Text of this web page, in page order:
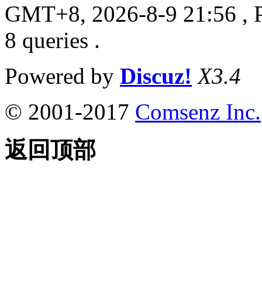
GMT+8, 2026-8-9 21:56 ,
8 queries .
Powered by Discuz! X3.4
© 2001-2017 Comsenz Inc.
返回顶部